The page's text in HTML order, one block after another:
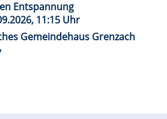
Entspannung
11:15 Uhr
Gemeindehaus Grenzach